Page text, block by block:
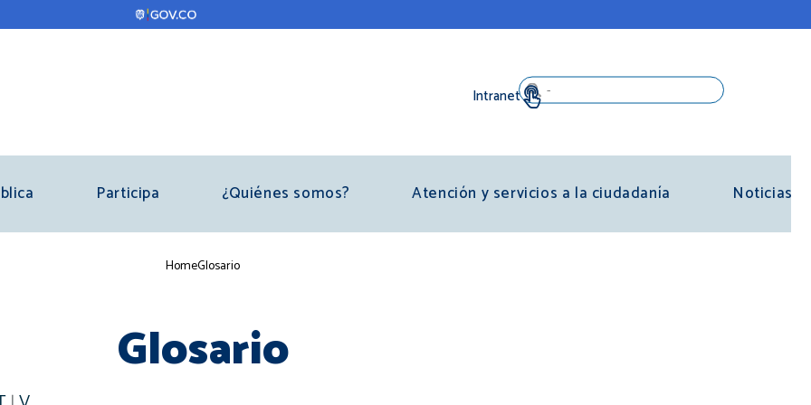
Participa ¿Quiénes somos? Atención y servicios a la ciudadanía Noticias
Breadcrumb
HomeGlosario
Glosario